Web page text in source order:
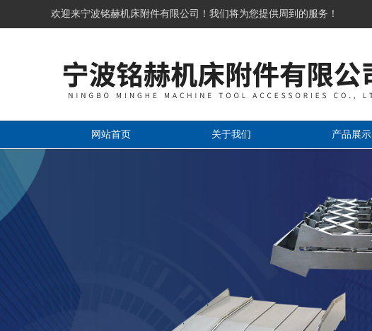
欢迎来宁波铭赫机床附件有限公司！我们将为您提供周到的服务！
网站首页 关于我们 产品展示